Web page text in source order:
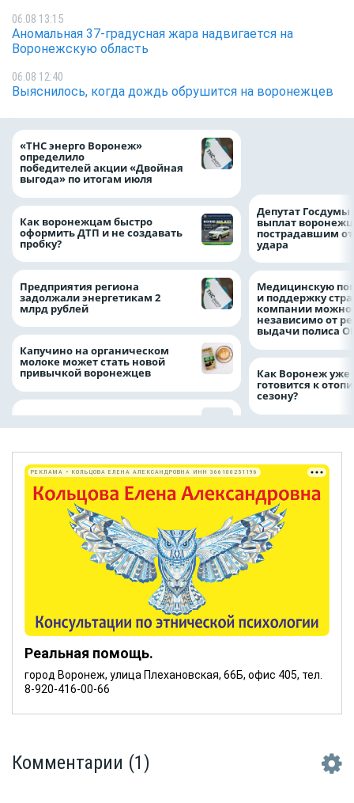
06.08 13:15
Аномальная 37-градусная жара надвигается на
Воронежскую область
06.08 12:40
Выяснилось, когда дождь обрушится на воронежцев
«ТНС энерго Воронеж»
определило
победителей акции «Двойная
выгода» по итогам июля
Как воронежцам быстро
оформить ДТП и не создавать
пробку?
Предприятия региона
задолжали энергетикам 2
млрд рублей
Капучино на органическом
молоке может стать новой
привычкой воронежцев
Депутат Госдумы
выплат
пострадавшим от
удара
Медицинскую
и поддержку
компании можно
независимо от
выдачи полиса
Как Воронеж уже
готовится к
сезону?
Реальная помощь.
город Воронеж, улица Плехановская, 66Б, офис 405, тел.
8-920-416-00-66
РЕКЛАМА • КОЛЬЦОВА ЕЛЕНА АЛЕКСАНДРОВНА ИНН 366100251196
Комментарии (1)